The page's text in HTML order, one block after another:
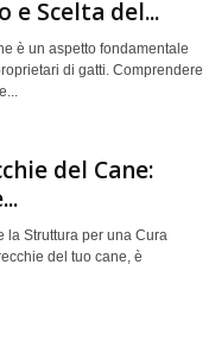
e Scelta del...
è un aspetto fondamentale
di gatti. Comprendere
del Cane:
la Struttura per una Cura
del tuo cane, è